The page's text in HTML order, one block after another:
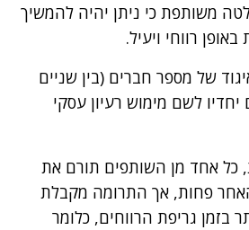
משותפת כי ניתן יהיה להמשיך
רווחי ויעיל.
של מספר חברים (בין שניים
לשם מימוש רעיון עסקי
כל אחד מן השותפים תורם את
פחות, אך התרומה מקבלת
בזמן גריפת הרווחים, כלומר